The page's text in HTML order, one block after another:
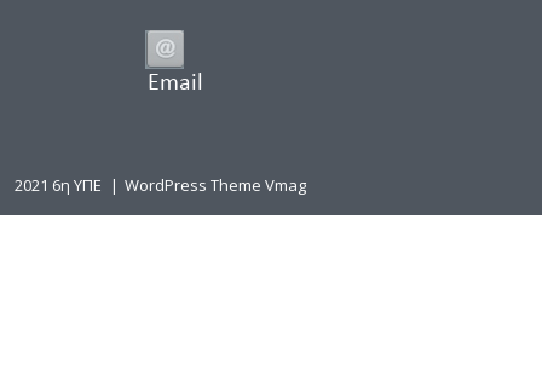
Email
2021 6η ΥΠΕ | WordPress Theme Vmag